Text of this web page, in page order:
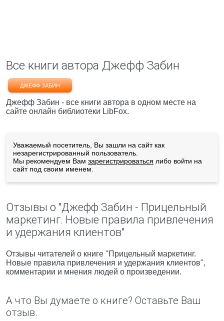
Все книги автора Джефф Забин
ДЖЕФФ ЗАБИН
Джефф Забин - все книги автора в одном месте на
сайте онлайн библиотеки LibFox.
Уважаемый посетитель, Вы зашли на сайт как
незарегистрированный пользователь.
Мы рекомендуем Вам зарегистрироваться либо войти на
сайт под своим именем.
Отзывы о "Джефф Забин - Прицельный
маркетинг. Новые правила привлечения
и удержания клиентов"
Отзывы читателей о книге "Прицельный маркетинг.
Новые правила привлечения и удержания клиентов",
комментарии и мнения людей о произведении.
А что Вы думаете о книге? Оставьте Ваш
отзыв.